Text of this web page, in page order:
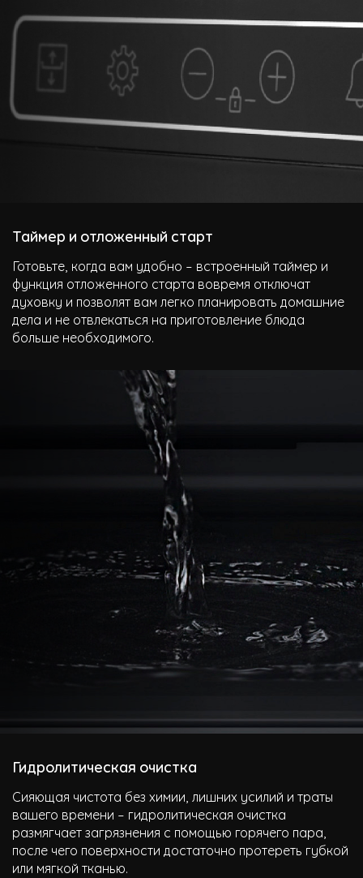
Таймер и отложенный старт
Готовьте, когда вам удобно – встроенный таймер и
функция отложенного старта вовремя отключат
духовку и позволят вам легко планировать домашние
дела и не отвлекаться на приготовление блюда
больше необходимого.
Гидролитическая очистка
Сияющая чистота без химии, лишних усилий и траты
вашего времени – гидролитическая очистка
размягчает загрязнения с помощью горячего пара,
после чего поверхности достаточно протереть губкой
или мягкой тканью.